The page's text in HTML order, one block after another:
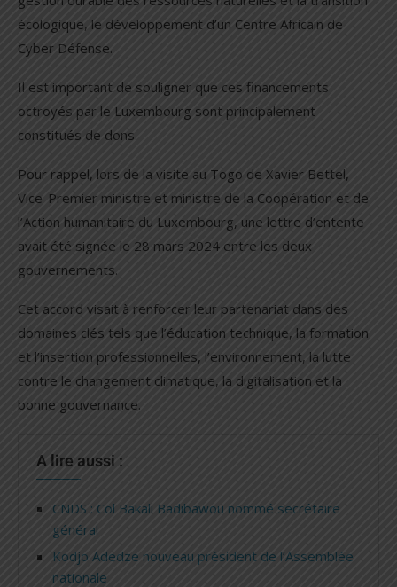
écologique, le développement d’un Centre Africain de
Cyber Défense.
Il est important de souligner que ces financements
octroyés par le Luxembourg sont principalement
constitués de dons.
Pour rappel, lors de la visite au Togo de Xavier Bettel,
Vice-Premier ministre et ministre de la Coopération et de
l’Action humanitaire du Luxembourg, une lettre d’entente
avait été signée le 28 mars 2024 entre les deux
gouvernements.
Cet accord visait à renforcer leur partenariat dans des
domaines clés tels que l’éducation technique, la formation
et l’insertion professionnelles, l’environnement, la lutte
contre le changement climatique, la digitalisation et la
bonne gouvernance.
A lire aussi :
CNDS : Col Bakali Badibawou nommé secrétaire
général
Kodjo Adedze nouveau président de l’Assemblée
nationale